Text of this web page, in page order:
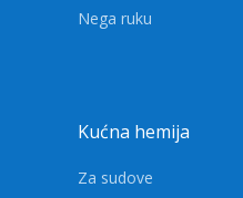
Nega ruku
Kućna hemija
Za sudove